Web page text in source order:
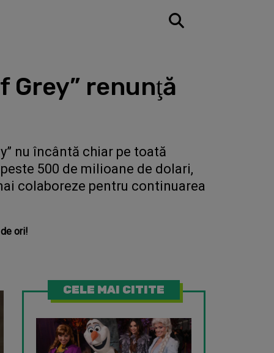
Grey” renunţă
nu încântă chiar pe toată
500 de milioane de dolari,
colaboreze pentru continuarea
ori!
CELE MAI CITITE